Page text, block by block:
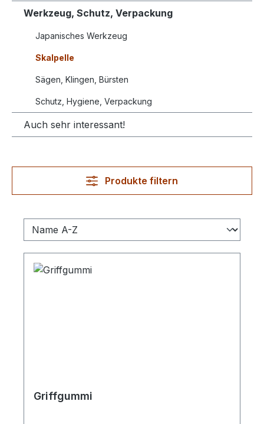
Werkzeug, Schutz, Verpackung
Japanisches Werkzeug
Skalpelle
Sägen, Klingen, Bürsten
Schutz, Hygiene, Verpackung
Auch sehr interessant!
Produkte filtern
Griffgummi